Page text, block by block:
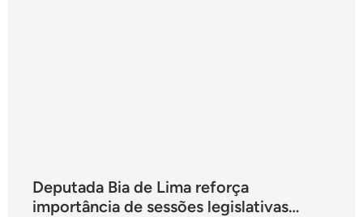
Deputada Bia de Lima reforça
importância de sessões legislativas